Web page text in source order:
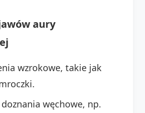
aury
wzrokowe, takie jak
węchowe, np.